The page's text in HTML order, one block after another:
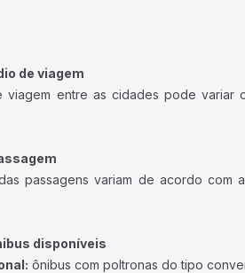
de viagem
viagem entre as cidades pode variar
passagens variam de acordo com
disponíveis
ônibus com poltronas do tipo